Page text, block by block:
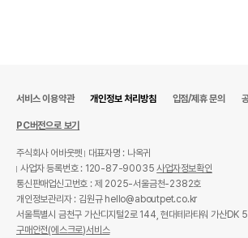
서비스 이용약관 개인정보 처리방침 입점/제휴 문의
PC버전으로 보기
주식회사 어바웃펫
대표자명 : 나옥귀
사업자 등록번호 : 120-87-90035사업자정보확인
통신판매업신고번호 : 제 2025-서울금천-2382호
개인정보관리자 : 김원규 hello@aboutpet.co.kr
서울특별시 금천구 가산디지털2로 144, 현대테라타워 가산
구매안전(에스크로)서비스